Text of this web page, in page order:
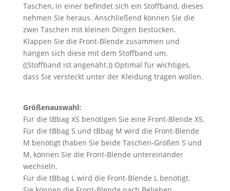
Taschen, in einer befindet sich ein Stoffband, dieses
nehmen Sie heraus. Anschließend können Sie die
zwei Taschen mit kleinen Dingen bestücken.
Klappen Sie die Front-Blende zusammen und
hängen sich diese mit dem Stoffband um.
((Stoffband ist angenäht.)) Optimal für wichtiges,
dass Sie versteckt unter der Kleidung tragen wollen.
Größenauswahl:
Für die tBbag XS benötigen Sie eine Front-Blende XS.
Für die tBbag S und tBbag M wird die Front-Blende
M benötigt (haben Sie beide Taschen-Größen S und
M, können Sie die Front-Blende untereinander
wechseln.
Für die tBbag L wird die Front-Blende L benötigt.